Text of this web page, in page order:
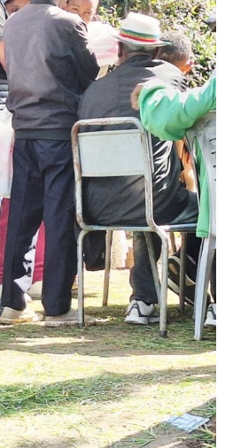
እና ኢኖቬሽን
መሶብ
የፊፋ አዲሱ እቅድ
ሚዲያ ኔትዎርክ በይዘት ስራዎቹ የሀሰት
በማረም እና የወል ትርክትን በመገንባት
እየተወጣ ይገኛል
AmnAdmin October 17, 2025